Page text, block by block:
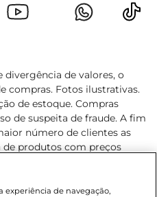
divergência de valores, o
compras. Fotos ilustrativas.
de estoque. Compras
de suspeita de fraude. A fim
número de clientes as
de produtos com preços
são exclusivos para
o dia de hoje, podendo
experiência de navegação,